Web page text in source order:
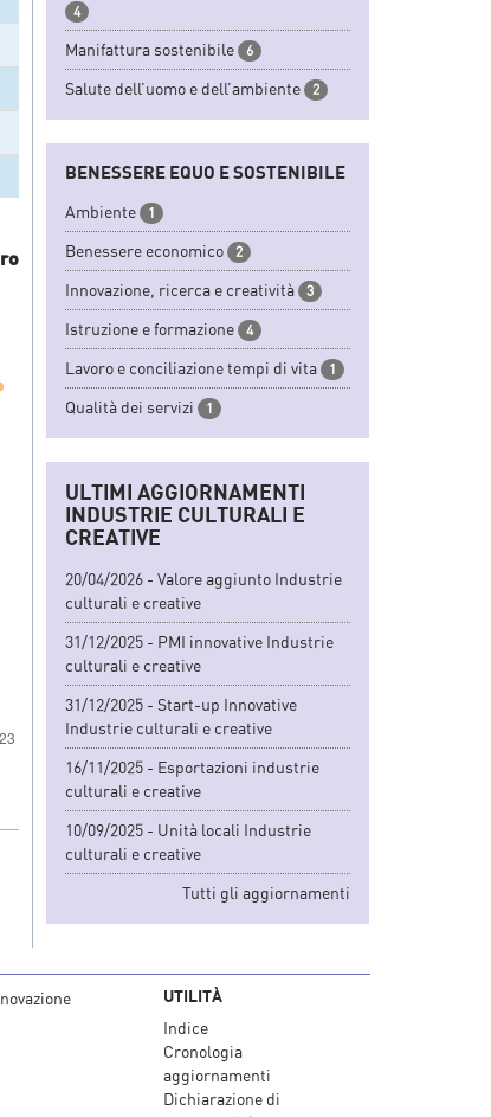
4
Manifattura sostenibile 6
Salute dell’uomo e dell’ambiente 2
BENESSERE EQUO E SOSTENIBILE
Ambiente 1
Benessere economico 2
Innovazione, ricerca e creatività 3
Istruzione e formazione 4
Lavoro e conciliazione tempi di vita 1
Qualità dei servizi 1
ULTIMI AGGIORNAMENTI
INDUSTRIE CULTURALI E
CREATIVE
20/04/2026 - Valore aggiunto Industrie
culturali e creative
31/12/2025 - PMI innovative Industrie
culturali e creative
31/12/2025 - Start-up Innovative
Industrie culturali e creative
16/11/2025 - Esportazioni industrie
culturali e creative
10/09/2025 - Unità locali Industrie
culturali e creative
Tutti gli aggiornamenti
UTILITÀ
Indice
Cronologia
aggiornamenti
Dichiarazione di